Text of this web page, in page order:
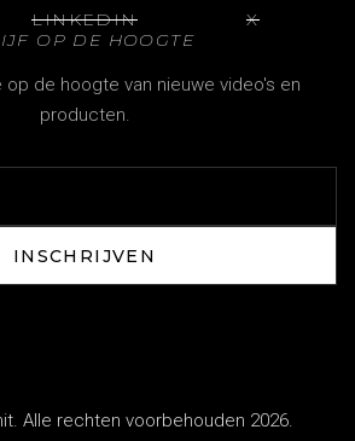
LINKEDIN
X
OP DE HOOGTE
de hoogte van nieuwe video's en
producten.
INSCHRIJVEN
Alle rechten voorbehouden 2026.